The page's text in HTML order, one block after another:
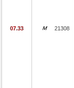
07.33 21308